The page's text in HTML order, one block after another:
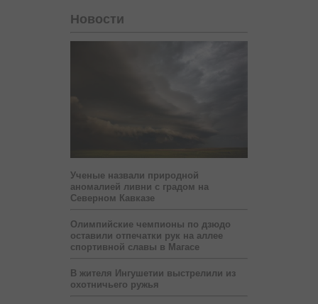
Новости
Ученые назвали природной
аномалией ливни с градом на
Северном Кавказе
Олимпийские чемпионы по дзюдо
оставили отпечатки рук на аллее
спортивной славы в Магасе
В жителя Ингушетии выстрелили из
охотничьего ружья